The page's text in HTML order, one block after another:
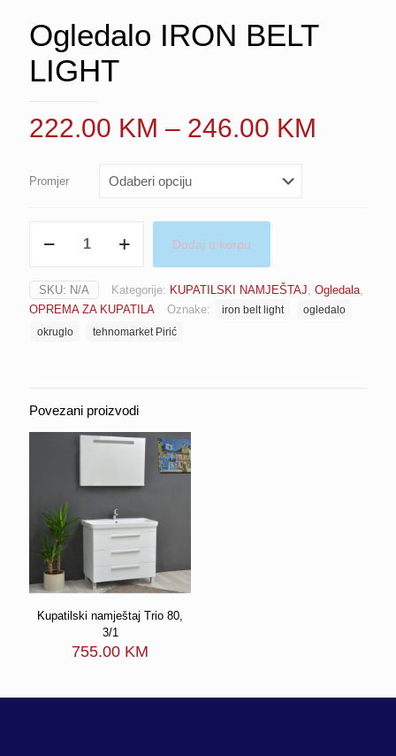
Ogledalo IRON BELT
LIGHT
222.00 KM – 246.00 KM
Promjer
IRON
LIGHT
količina
Dodaj u korpu
SKU: N/A Kategorije: KUPATILSKI NAMJEŠTAJ Ogledala
OPREMA ZA KUPATILA
Oznake: iron belt light
ogledalo
okruglo
tehnomarket Pirić
Povezani proizvodi
Kupatilski namještaj Trio 80,
3/1
755.00 KM